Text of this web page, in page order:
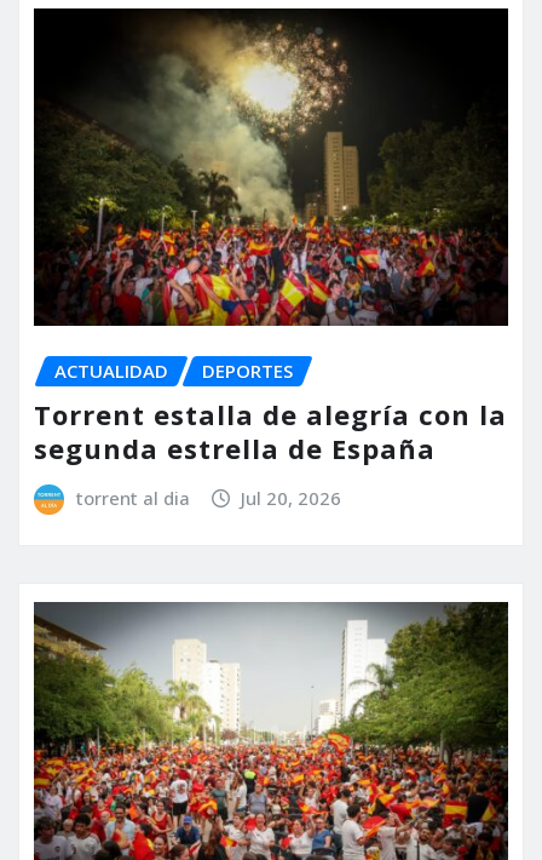
ACTUALIDAD DEPORTES
Torrent estalla de alegría con la
segunda estrella de España
torrent al dia Jul 20, 2026